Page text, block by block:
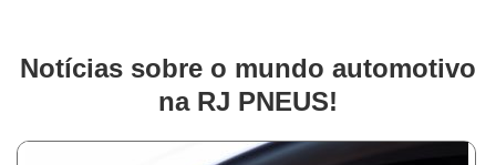
Notícias sobre o mundo automotivo
na RJ PNEUS!